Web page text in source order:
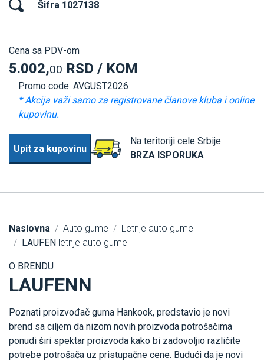
Šifra 1027138
Cena sa PDV-om
5.002,00 RSD / KOM
Promo code: AVGUST2026
* Akcija važi samo za registrovane članove kluba i online
kupovinu.
Upit za kupovinu
Na teritoriji cele Srbije
BRZA ISPORUKA
Naslovna Auto gume
Letnje auto gume
LAUFEN letnje auto gume
O BRENDU
LAUFENN
Poznati proizvođač guma Hankook, predstavio je novi
brend sa ciljem da nizom novih proizvoda potrošačima
ponudi širi spektar proizvoda kako bi zadovoljio različite
potrebe potrošača uz pristupačne cene. Budući da je novi